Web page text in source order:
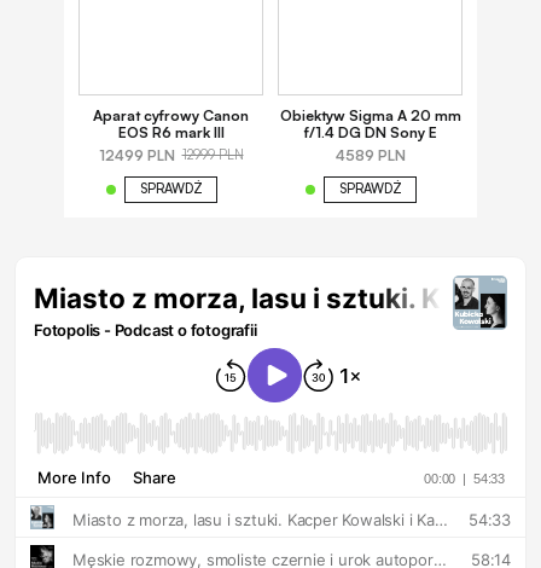
Aparat cyfrowy Canon
EOS R6 mark III
12499 PLN 12999 PLN
SPRAWDŹ
Obiektyw Sigma A 20 mm
f/1.4 DG DN Sony E
4589 PLN
SPRAWDŹ